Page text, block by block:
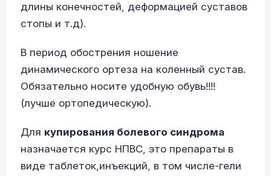
длины конечностей, деформацией суставов
стопы и т.д).
В период обострения ношение
динамического ортеза на коленный сустав.
Обязательно носите удобную обувь!!!!
(лучше ортопедическую).
Для купирования болевого синдрома
назначается курс НПВС, это препараты в
виде таблеток,инъекций, в том числе-гели